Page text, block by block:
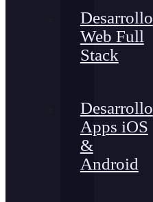
Desarrollo
Web Full
Stack
Desarrollo
Apps iOS
&
Android